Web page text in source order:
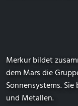
Merkur bildet
dem Mars die
Sonnensystems.
und Metallen.